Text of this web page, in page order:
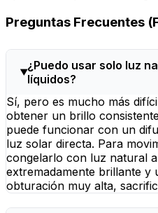
Preguntas Frecuentes
¿Puedo usar solo luz
líquidos?
Sí, pero es mucho más
obtener un brillo
puede funcionar con un
luz solar directa. Para
congelarlo con luz natural
extremadamente brillante y
obturación muy alta,